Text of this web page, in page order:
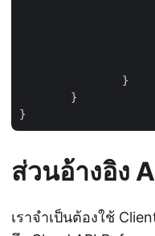
ส่วนอ้างอิง
เราจำเป็นต้องใช้